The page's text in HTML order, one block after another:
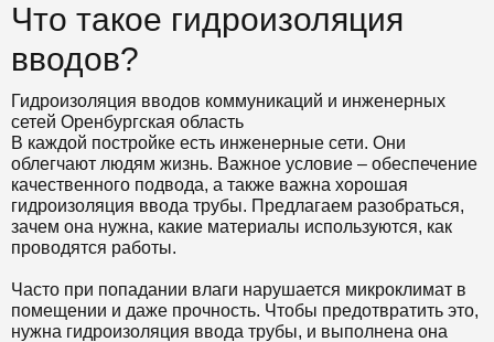
Что такое гидроизоляция
вводов?
Гидроизоляция вводов коммуникаций и инженерных
сетей Оренбургская область
В каждой постройке есть инженерные сети. Они
облегчают людям жизнь. Важное условие – обеспечение
качественного подвода, а также важна хорошая
гидроизоляция ввода трубы. Предлагаем разобраться,
зачем она нужна, какие материалы используются, как
проводятся работы.
Часто при попадании влаги нарушается микроклимат в
помещении и даже прочность. Чтобы предотвратить это,
нужна гидроизоляция ввода трубы, и выполнена она